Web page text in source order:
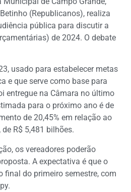
(Republicanos), realiza
pública para discutir a
de 2024. O debate
usado para estabelecer metas
e que serve como base para
entregue na Câmara no último
para o próximo ano é de
de 20,45% em relação ao
R$ 5,481 bilhões.
os vereadores poderão
A expectativa é que o
final do primeiro semestre, com